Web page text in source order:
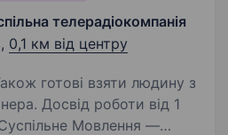
телерадіокомпанія
0,1 км від центру
готові взяти людину з
Досвід роботи від 1